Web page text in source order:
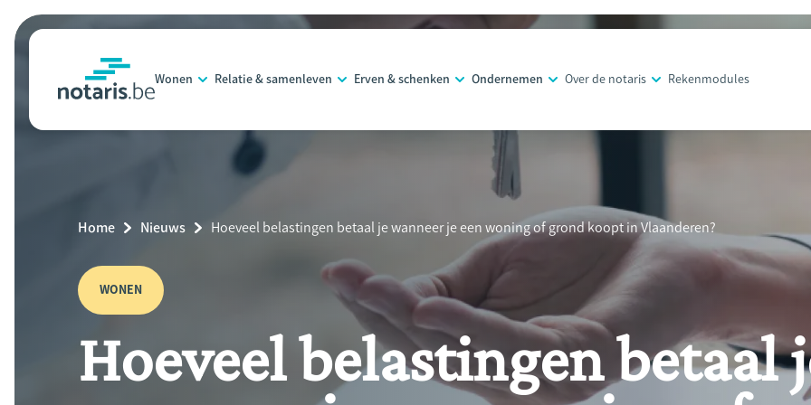
Overslaan
en
inhoud
Wonen Relatie & samenleven Erven & schenken Ondernemen Over de notaris Rekenmodules
Breadcrumb
Home Nieuws
Current
Hoeveel belastingen betaal je wanneer je een woning of grond koopt in Vlaanderen?
WONEN
Hoeveel belastingen betaal